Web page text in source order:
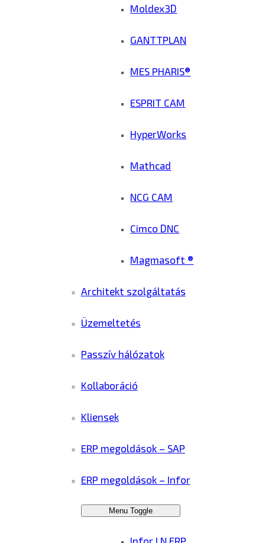
Moldex3D
GANTTPLAN
MES PHARIS®
ESPRIT CAM
HyperWorks
Mathcad
NCG CAM
Cimco DNC
Magmasoft ®
Architekt szolgáltatás
Üzemeltetés
Passzív hálózatok
Kollaboráció
Kliensek
ERP megoldások – SAP
ERP megoldások – Infor
Menu Toggle
Infor LN ERP